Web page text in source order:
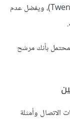
الافتراضية مثل Twenty Eleven أو Twenty Twelve)، ويفضل عدم
بأنك مرشح
وأمثلة